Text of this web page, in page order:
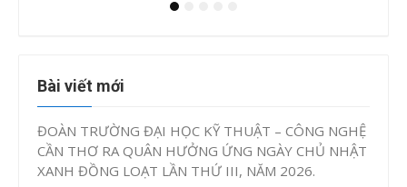
Bài viết mới
ĐOÀN TRƯỜNG ĐẠI HỌC KỸ THUẬT – CÔNG NGHỆ
CẦN THƠ RA QUÂN HƯỞNG ỨNG NGÀY CHỦ NHẬT
XANH ĐỒNG LOẠT LẦN THỨ III, NĂM 2026.